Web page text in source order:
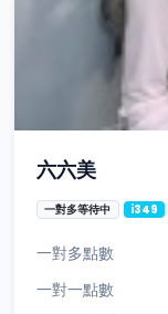
六六美
一對多等待中 i349
一對多點數
一對一點數